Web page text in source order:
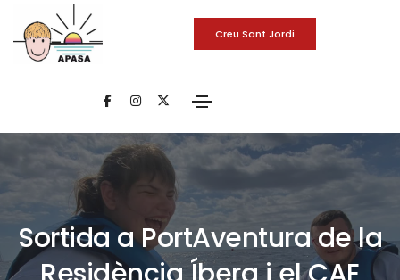
Creu Sant Jordi
Sortida a PortAventura de la